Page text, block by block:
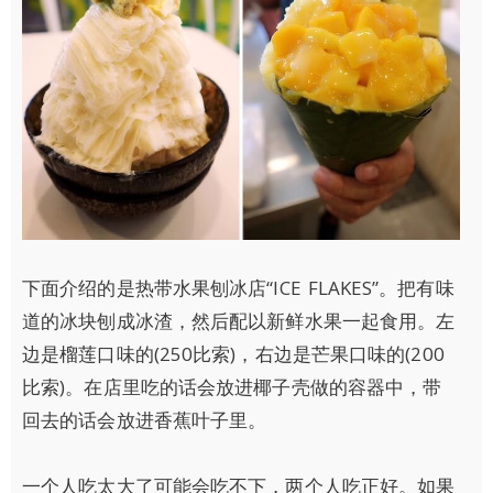
下面介绍的是热带水果刨冰店“ICE FLAKES”。把有味
道的冰块刨成冰渣，然后配以新鲜水果一起食用。左
边是榴莲口味的(250比索)，右边是芒果口味的(200
比索)。在店里吃的话会放进椰子壳做的容器中，带
回去的话会放进香蕉叶子里。
一个人吃太大了可能会吃不下，两个人吃正好。如果